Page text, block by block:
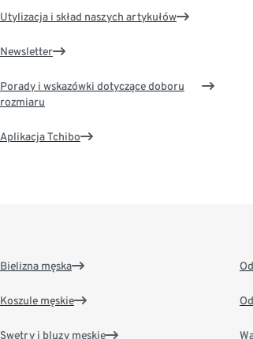
Utylizacja i skład naszych artykułów
Newsletter
Porady i wskazówki dotyczące doboru
rozmiaru
Aplikacja Tchibo
Bielizna męska
Koszule męskie
Swetry i bluzy męskie